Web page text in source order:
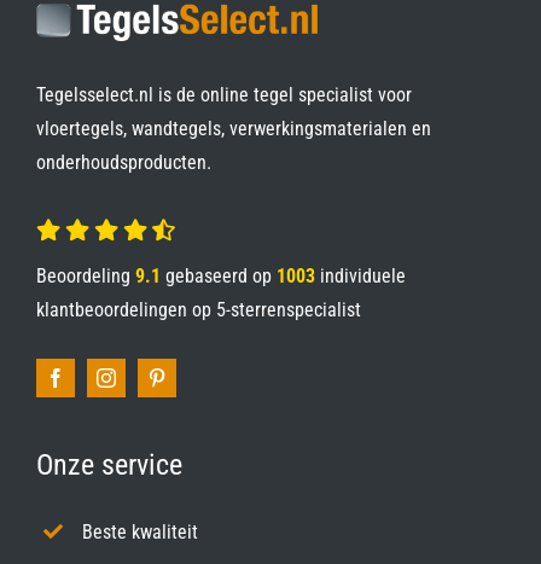
Tegelsselect.nl is de online tegel specialist voor
vloertegels, wandtegels, verwerkingsmaterialen en
onderhoudsproducten.
Beoordeling 9.1 gebaseerd op 1003individuele
klantbeoordelingen op 5-sterrenspecialist
Onze service
Beste kwaliteit